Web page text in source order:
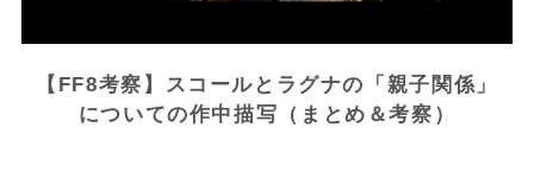
【FF8考察】スコールとラグナの「親子関係」
についての作中描写（まとめ＆考察）